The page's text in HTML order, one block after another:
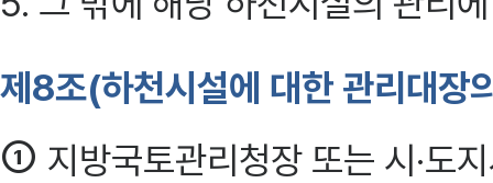
제8조(하천시설에 대한 관리대장
① 지방국토관리청장 또는 시·도